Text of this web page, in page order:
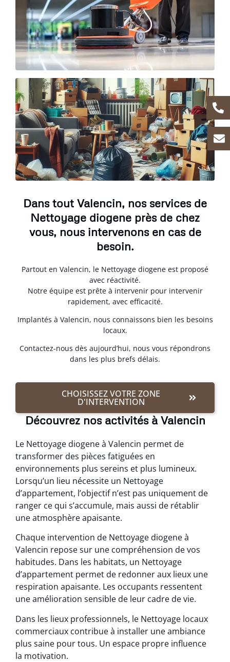
Dans tout Valencin, nos services de
Nettoyage diogene près de chez
vous, nous intervenons en cas de
besoin.
Partout en Valencin, le Nettoyage diogene est proposé
avec réactivité.
Notre équipe est prête à intervenir pour intervenir
rapidement, avec efficacité.
Implantés à Valencin, nous connaissons bien les besoins
locaux.
Contactez-nous dès aujourd’hui, nous vous répondrons
dans les plus brefs délais.
CHOISISSEZ VOTRE ZONE
D'INTERVENTION
Découvrez nos activités à Valencin
Le Nettoyage diogene à Valencin permet de
transformer des pièces fatiguées en
environnements plus sereins et plus lumineux.
Lorsqu’un lieu nécessite un Nettoyage
d’appartement, l’objectif n’est pas uniquement de
ranger ce qui s’accumule, mais aussi de rétablir
une atmosphère apaisante.
Chaque intervention de Nettoyage diogene à
Valencin repose sur une compréhension de vos
habitudes. Dans les habitats, un Nettoyage
d’appartement permet de redonner aux lieux une
respiration apaisante. Les occupants ressentent
une amélioration sensible de leur cadre de vie.
Dans les lieux professionnels, le Nettoyage locaux
commerciaux contribue à installer une ambiance
plus saine pour tous. Un espace propre influence
la motivation.